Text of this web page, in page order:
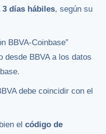
3 días hábiles, según su
BBVA-Coinbase”
desde BBVA a los datos
debe coincidir con el
elcódigo de